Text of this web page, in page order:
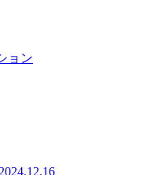
ョン
2024.12.16